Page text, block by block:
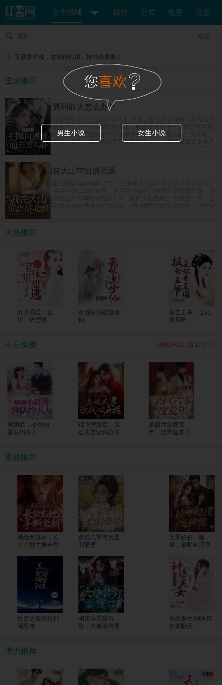
女生书城 排行 分类 免费 充值
搜索 登录
下载客户端，签到得银币，好书免费看！
主编推荐
给自己扫墓时遇到前夫怎么办？
【给自己上坟的时候遇到前夫了怎么办？急！】 庄梦上辈子死得凄惨，老天给了
她重开的机会，让她重生在了一个小姑娘的身上，她发誓这辈子一定要远离乔青
阳，奔向美好新生活，偏偏她重生的这个小姑娘什么都好，就是没钱、没本事、
没学历，她为了讨生活，兜了一圈又兜到了乔青阳的手上。 【我怀疑我太太重生
了怎么办？急！】 乔青阳是个坚定的唯物主义者，但是新来的这个小姑娘越看越
像是庄梦死后换的新马甲，难道是老天爷看他死了老婆这么可怜，又把他老婆送
回来了？
重生八零：我在大山带出清北班
女富豪苏茵茵一朝重生到建国后的第13年。 父亲是大山里一所民办学校的校长，
也是唯一的老师。 看着一穷二白的山区，看着孩子们那一张张天真懵懂的脸， 苏
茵茵在完成学业后决定放弃大城市的高薪工作，回到大山支教。 支教第一天，金
手指系统上线。 得到礼包能改善学生们的记忆，增强悟性的碧落思维香， 同时得
到了能强身健体的紫府转元诀，能让人吃了非常有营养的紫晶玉米， 眨眼间，民
办小学升级成民办中学，父女俩教出来的学生一个个进城拿竞赛名次，毕业班高
考生一个个上了清北！ 全国人民震惊，纷纷发来贺电，“苏老师，明年我能把孩子
转过来吗？大山的修路费我包了！”
火热推荐
权少霸爱：宝
贝，休想逃
穿越后我被迫修
仙
报告王爷：王妃
要复国
今日免费 还剩2天21:15:37
离婚后，小鲜肉
排队约夫人
踹飞替嫁后，流
放夫君读我心开
杀回六零度荒
年，渣男追来了
重磅推荐
满级穿越后，长
公主她手撕全朝
穿成八零年代柔
弱婆婆
七零娇娇一撇
嘴，最野糙汉变
快穿之美男快到
碗里来
相亲当天嫁首
富，大佬装穷要
系统重生:神医庶
女要翻天
潜力推荐
男生小说 女生小说